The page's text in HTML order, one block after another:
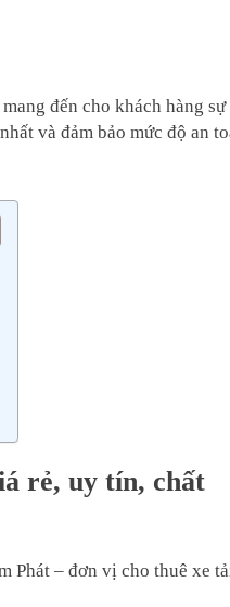
đến cho khách hàng
và đảm bảo mức độ an
rẻ, uy tín, chất
Phát – đơn vị cho thuê xe